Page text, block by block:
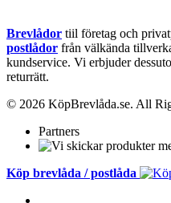
Brevlådor tiil företag och
postlådor från välkända
kundservice. Vi erbjuder
returrätt.
© 2026 KöpBrevlåda.se. All
Partners
Köp brevlåda / postlåda